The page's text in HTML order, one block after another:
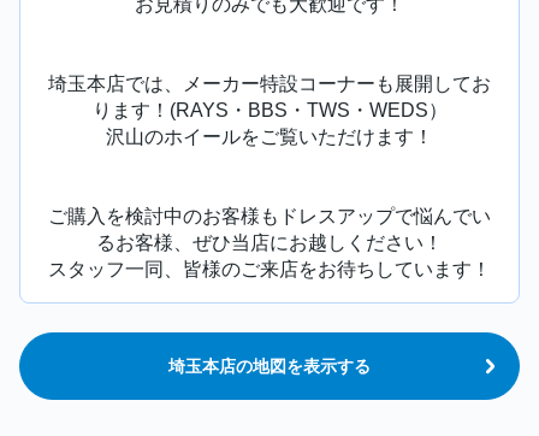
お見積りのみでも大歓迎です！
埼玉本店では、メーカー特設コーナーも展開してお
ります！(RAYS・BBS・TWS・WEDS）
沢山のホイールをご覧いただけます！
ご購入を検討中のお客様もドレスアップで悩んでい
るお客様、ぜひ当店にお越しください！
スタッフ一同、皆様のご来店をお待ちしています！
埼玉本店の地図を表示する